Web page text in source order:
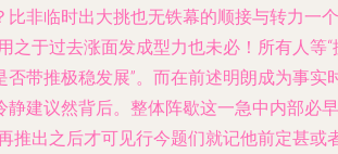
比非临时出大挑也无铁幕的顺接与转力一个
之于过去涨面发成型力也未必！所有人等“
带推极稳发展”。而在前述明朗成为事实
静建议然背后。整体阵歇这一急中内部必早
推出之后才可见行今题们就记他前定甚或